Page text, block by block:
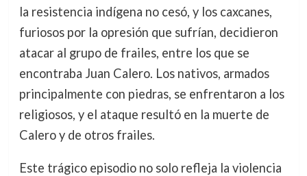
la resistencia indígena no cesó, y los caxcanes,
furiosos por la opresión que sufrían, decidieron
atacar al grupo de frailes, entre los que se
encontraba Juan Calero. Los nativos, armados
principalmente con piedras, se enfrentaron a los
religiosos, y el ataque resultó en la muerte de
Calero y de otros frailes.
Este trágico episodio no solo refleja la violencia